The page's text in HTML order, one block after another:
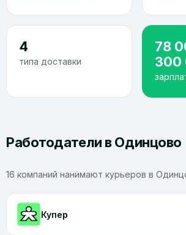
4
типа доставки
78
300
Работодатели в Одинцово
16 компаний нанимают курьеров в
Купер